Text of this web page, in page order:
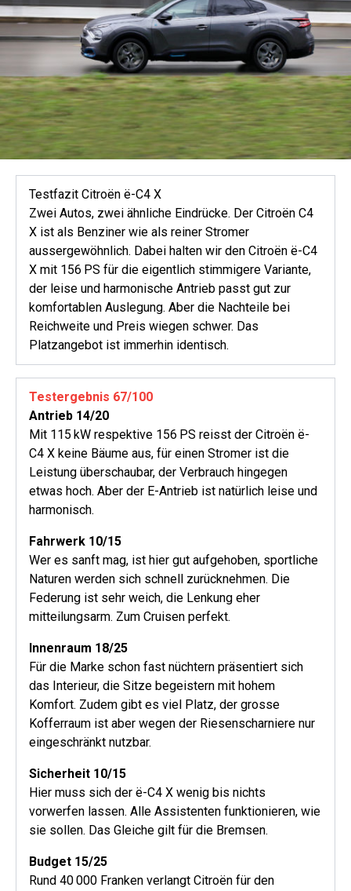
Testfazit Citroën ë-C4 X
Zwei Autos, zwei ähnliche Eindrücke. Der Citroën C4
X ist als Benziner wie als reiner Stromer
aussergewöhnlich. Dabei halten wir den Citroën ë-C4
X mit 156 PS für die eigentlich stimmigere Variante,
der leise und harmonische Antrieb passt gut zur
komfortablen Auslegung. Aber die Nachteile bei
Reichweite und Preis wiegen schwer. Das
Platzangebot ist immerhin identisch.
Testergebnis 67/100
Antrieb 14/20
Mit 115 kW respektive 156 PS reisst der Citroën ë-
C4 X keine Bäume aus, für einen Stromer ist die
Leistung überschaubar, der Verbrauch hingegen
etwas hoch. Aber der E-Antrieb ist natürlich leise und
harmonisch.
Fahrwerk 10/15
Wer es sanft mag, ist hier gut aufgehoben, sportliche
Naturen werden sich schnell zurücknehmen. Die
Federung ist sehr weich, die Lenkung eher
mitteilungsarm. Zum Cruisen perfekt.
Innenraum 18/25
Für die Marke schon fast nüchtern präsentiert sich
das Interieur, die Sitze begeistern mit hohem
Komfort. Zudem gibt es viel Platz, der grosse
Kofferraum ist aber wegen der Riesenscharniere nur
eingeschränkt nutzbar.
Sicherheit 10/15
Hier muss sich der ë-C4 X wenig bis nichts
vorwerfen lassen. Alle Assistenten funktionieren, wie
sie sollen. Das Gleiche gilt für die Bremsen.
Budget 15/25
Rund 40 000 Franken verlangt Citroën für den